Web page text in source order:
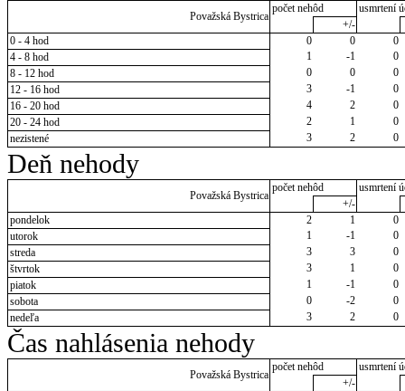
Považská Bystrica
počet nehôd
usmrtení
+/-
0 - 4 hod
0 0
0
4 - 8 hod
1 -1
0
8 - 12 hod
0 0
0
12 - 16 hod
3 -1
0
16 - 20 hod
4 2
0
20 - 24 hod
2 1
0
nezistené
3 2 0
Deň nehody
Považská Bystrica
počet nehôd
usmrtení
+/-
pondelok
2 1
0
utorok
1 -1
0
streda
3 3
0
štvrtok
3 1
0
piatok
1 -1
0
sobota
0 -2
0
nedeľa
3 2 0
Čas nahlásenia nehody
Považská Bystrica
počet nehôd
usmrtení
+/-